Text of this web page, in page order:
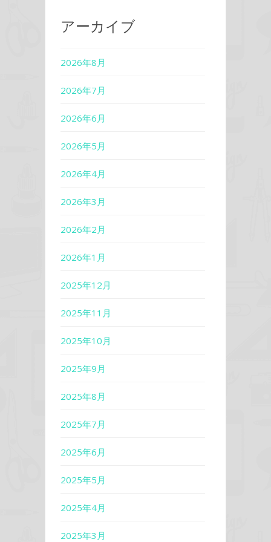
アーカイブ
2026年8月
2026年7月
2026年6月
2026年5月
2026年4月
2026年3月
2026年2月
2026年1月
2025年12月
2025年11月
2025年10月
2025年9月
2025年8月
2025年7月
2025年6月
2025年5月
2025年4月
2025年3月